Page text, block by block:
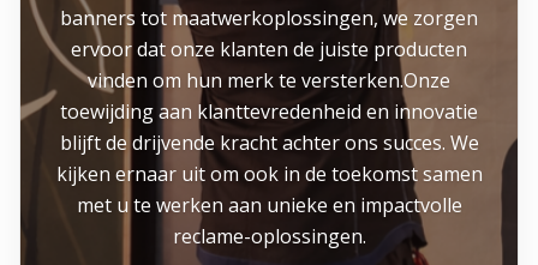
banners tot maatwerkoplossingen, we zorgen
ervoor dat onze klanten de juiste producten
vinden om hun merk te versterken.Onze
toewijding aan klanttevredenheid en innovatie
blijft de drijvende kracht achter ons succes. We
kijken ernaar uit om ook in de toekomst samen
met u te werken aan unieke en impactvolle
reclame-oplossingen.